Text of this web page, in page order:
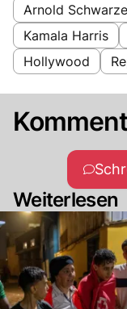
Arnold
Kamala Harris
Hollywood
Weiterlesen